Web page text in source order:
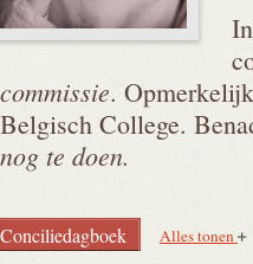
commissie.
Belgisch College.
nog te doen.
Conciliedagboek Alles tonen